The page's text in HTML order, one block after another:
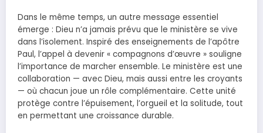
Dans le même temps, un autre message essentiel
émerge : Dieu n’a jamais prévu que le ministère se vive
dans l’isolement. Inspiré des enseignements de l’apôtre
Paul, l’appel à devenir « compagnons d’œuvre » souligne
l’importance de marcher ensemble. Le ministère est une
collaboration — avec Dieu, mais aussi entre les croyants
— où chacun joue un rôle complémentaire. Cette unité
protège contre l’épuisement, l’orgueil et la solitude, tout
en permettant une croissance durable.